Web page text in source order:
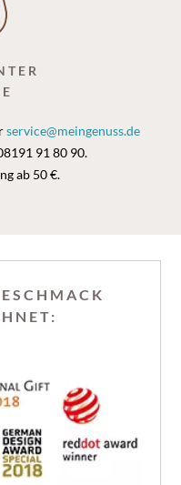
service@meingenuss.de
91 80 90.
ab 50 €.